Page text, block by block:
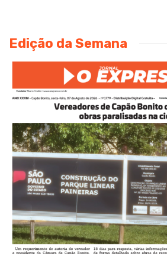
Edição da Semana